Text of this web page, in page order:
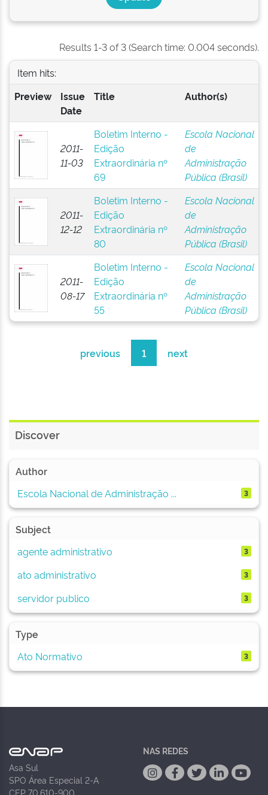
Results 1-3 of 3 (Search time: 0.004 seconds).
Item hits:
Preview
Issue
Date
Title Author(s)
2011-
11-03
Boletim Interno -
Edição
Extraordinária nº
69
Escola Nacional
de
Administração
Pública (Brasil)
2011-
12-12
Boletim Interno -
Edição
Extraordinária nº
80
Escola Nacional
de
Administração
Pública (Brasil)
2011-
08-17
Boletim Interno -
Edição
Extraordinária nº
55
Escola Nacional
de
Administração
Pública (Brasil)
previous 1 next
Discover
Author
Escola Nacional de Administração ...
3
Subject
agente administrativo
3
ato administrativo 3
servidor publico 3
Type
Ato Normativo
3
Asa Sul
SPO Área Especial 2-A
CEP 70.610-900
NAS REDES